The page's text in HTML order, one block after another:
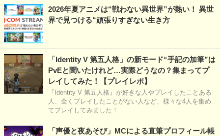
2026年夏アニメは“戦わない異世界”が熱い！ 異世
界で見つける“頑張りすぎない生き方
「Identity V 第五人格」の新モード“手記の加筆”は
PvEと聞いたけれど…実際どうなの？集まってプ
レイしてみた！【プレイレポ】
『Identity V 第五人格』が好きな人やプレイしたことある
人、全くプレイしたことがない人など、様々な4人を集め
てプレイしてみました！
「声優と夜あそび」MCによる直筆プロフィール帳